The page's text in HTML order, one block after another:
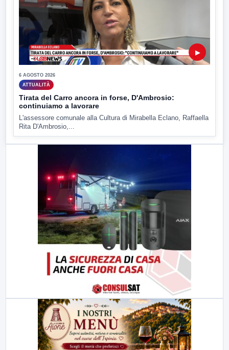
▶
6 AGOSTO 2026
ATTUALITÀ
Tirata del Carro ancora in forse, D'Ambrosio:
continuiamo a lavorare
L'assessore comunale alla Cultura di Mirabella Eclano, Raffaella
Rita D'Ambrosio,...